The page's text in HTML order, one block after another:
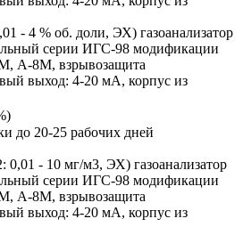
- 4 % об. доли, ЭХ) газоанализатор
серии ИГС-98 модификации
А-8М, взрывозащита
выход: 4-20 мА, корпус из
до 20-25 рабочих дней